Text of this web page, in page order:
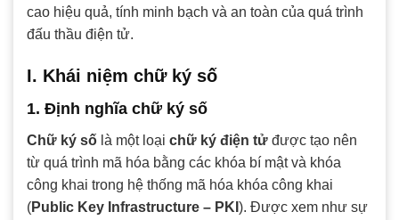
cao hiệu quả, tính minh bạch và an toàn của quá trình
đấu thầu điện tử.
I. Khái niệm chữ ký số
1. Định nghĩa chữ ký số
Chữ ký số là một loại chữ ký điện tử được tạo nên
từ quá trình mã hóa bằng các khóa bí mật và khóa
công khai trong hệ thống mã hóa khóa công khai
(Public Key Infrastructure – PKI ). Được xem như sự